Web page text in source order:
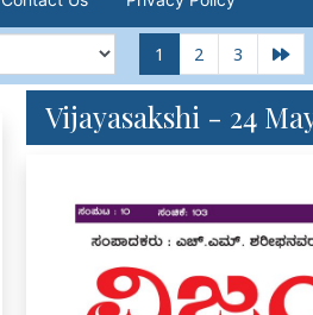
1 2 3
Vijayasakshi - 24